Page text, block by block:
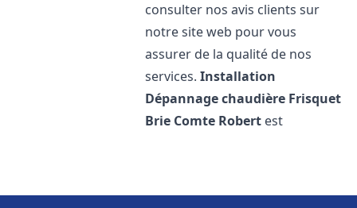
consulter nos avis clients sur
notre site web pour vous
assurer de la qualité de nos
services.Installation
Dépannage chaudière Frisquet
Brie Comte Robert est